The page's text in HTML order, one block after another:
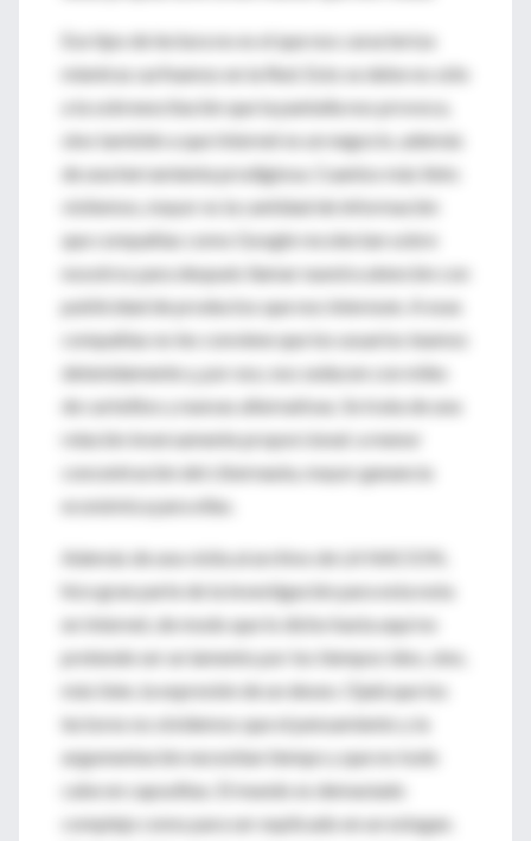
Ese tipo de lectura no es el que nos caracteriza
mientras surfeamos en la Red. Esto se debe no sólo
a la sobreexcitación que la pantalla nos provoca,
sino también a que Internet es un negocio, además
de una herramienta prodigiosa. Cuantos más links
visitemos, mayor es la cantidad de información
que compañías como Google recolectan sobre
nosotros para después llamar nuestra atención con
publicidad de productos que nos interesen. A esas
compañías no les conviene que los usuarios leamos
detenidamente y, por eso, nos seducen con miles
de cartelitos y nuevas alternativas. Se trata de una
relación inversamente proporcional: a menor
concentración del cibernauta, mayor ganancia
económica para ellas.
Además de una visita al archivo de LA NACION,
hice gran parte de la investigación para esta nota
en Internet, de modo que lo dicho hasta aquí no
pretende ser un lamento por los tiempos idos, sino,
más bien, la expresión de un deseo. Ojalá que los
lectores no olvidemos que el pensamiento y la
argumentación necesitan tiempo y que no todo
cabe en capsulitas. El mundo es demasiado
complejo como para ser explicado en un eslogan.